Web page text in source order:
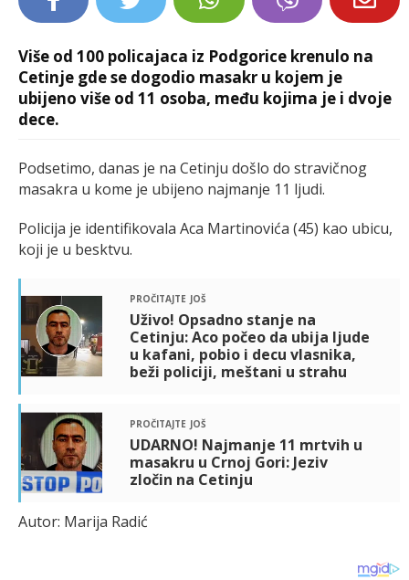
Više od 100 policajaca iz Podgorice krenulo na
Cetinje gde se dogodio masakr u kojem je
ubijeno više od 11 osoba, među kojima je i dvoje
dece.
Podsetimo, danas je na Cetinju došlo do stravičnog
masakra u kome je ubijeno najmanje 11 ljudi.
Policija je identifikovala Aca Martinovića (45) kao ubicu,
koji je u besktvu.
pročitajte još
Uživo! Opsadno stanje na
Cetinju: Aco počeo da ubija ljude
u kafani, pobio i decu vlasnika,
beži policiji, meštani u strahu
pročitajte još
UDARNO! Najmanje 11 mrtvih u
masakru u Crnoj Gori: Jeziv
zločin na Cetinju
Autor: Marija Radić